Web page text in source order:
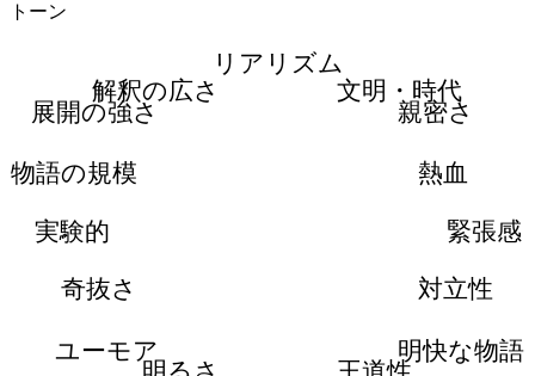
トーン
リアリズム
文明・時代
親密さ
熱血
緊張感
対立性
明快な物語
ユーモア
奇抜さ
実験的
物語の規模
展開の強さ
解釈の広さ